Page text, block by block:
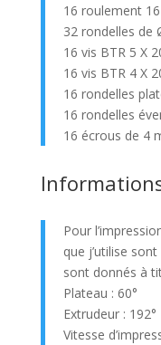
16 roulement 16
32 rondelles de
16 vis BTR 5 X
16 vis BTR 4 X
16 rondelles
16 rondelles
16 écrous de 4
Pour
que j’utilise
sont donnés à
Plateau : 60°
Extrudeur : 192°
Vitesse